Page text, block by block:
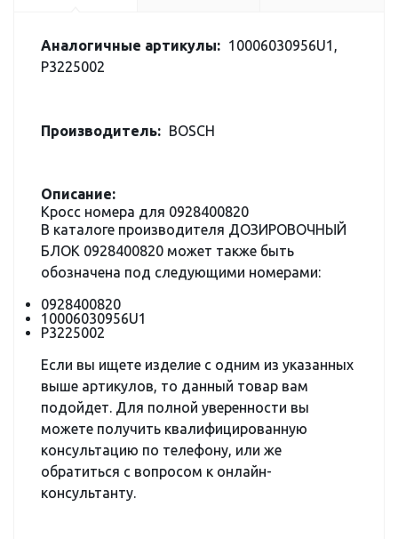
Аналогичные артикулы: 10006030956U1,
P3225002
Производитель: BOSCH
Описание:
Кросс номера для 0928400820
В каталоге производителя ДОЗИРОВОЧНЫЙ
БЛОК 0928400820 может также быть
обозначена под следующими номерами:
0928400820
10006030956U1
P3225002
Если вы ищете изделие с одним из указанных
выше артикулов, то данный товар вам
подойдет. Для полной уверенности вы
можете получить квалифицированную
консультацию по телефону, или же
обратиться с вопросом к онлайн-
консультанту.